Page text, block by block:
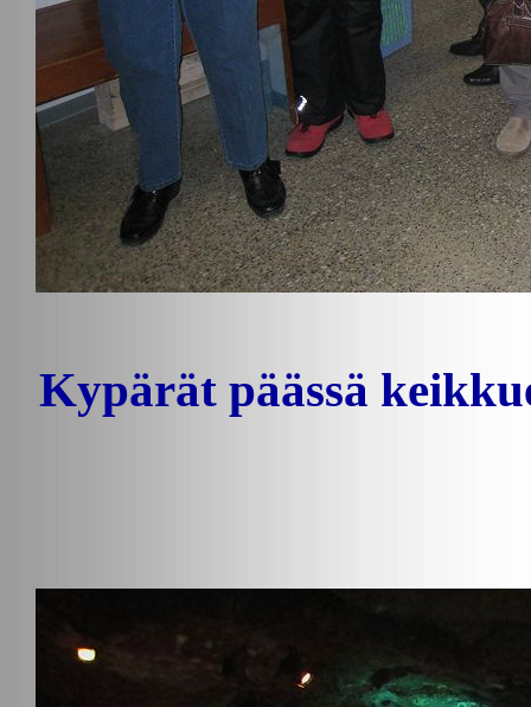
Kypärät päässä